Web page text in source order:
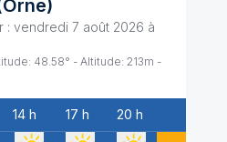
Orne)
: vendredi 7 août 2026 à
48.58° - Altitude: 213m -
14 h 17 h 20 h